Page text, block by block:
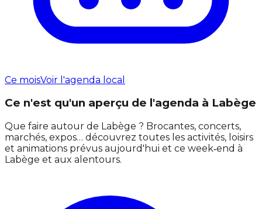
Ce moisVoir l'agenda local
Ce n'est qu'un aperçu de l'agenda à Labège
Que faire autour de Labège ? Brocantes, concerts,
marchés, expos… découvrez toutes les activités, loisirs
et animations prévus aujourd'hui et ce week‑end à
Labège et aux alentours.